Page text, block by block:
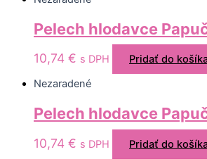
Pelech hlodavce
10,74 € s DPH
Pridať do
Nezaradené
Pelech hlodavce
10,74 € s DPH
Pridať do